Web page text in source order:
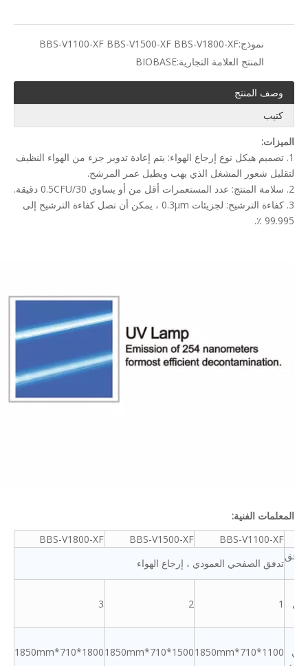
نموذج:BBS-V1100-XF BBS-V1500-XF BBS-V1800-XF
المنتج العلامة التجارية:BIOBASE
وصف المنتج
كتيب
الميزات:
1. تصميم هيكل نوع إرجاع الهواء: يتم إعادة تدوير جزء من الهواء النظيف
لتقليل شعور المشغل الذي يهب ويطيل عمر المرشح.
2. سلامة المنتج: عدد المستعمرات أقل من أو يساوي 0.5CFU/30 دقيقة.
3. كفاءة الترشيح: لجزيئات 0.3μm ، يمكن أن تصل كفاءة الترشيح إلى
99.995 ٪.
المعلمات الفنية:
BBS-V1100-XF
BBS-V1500-XF
BBS-V1800-XF
تدفق الصفحي العمودي ، إرجاع الهواء
1
2
3
1100*710*1850mm
1500*710*1850mm
1800*710*1850mm